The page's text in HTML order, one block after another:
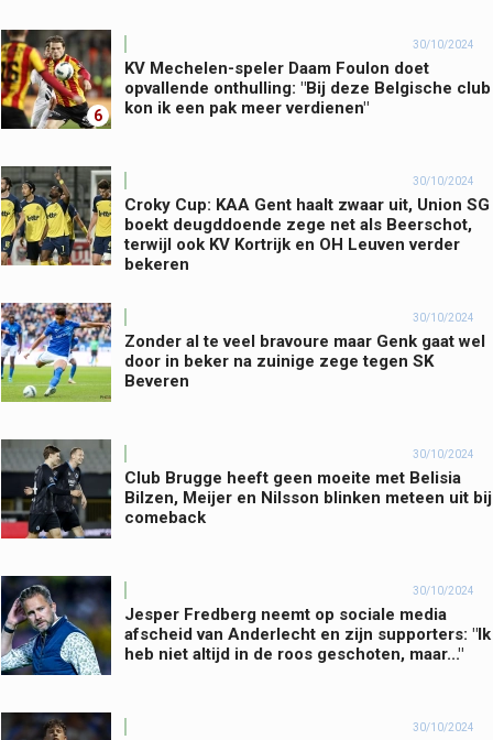
6
30/10/2024
KV Mechelen-speler Daam Foulon doet
opvallende onthulling: "Bij deze Belgische club
kon ik een pak meer verdienen"
30/10/2024
Croky Cup: KAA Gent haalt zwaar uit, Union SG
boekt deugddoende zege net als Beerschot,
terwijl ook KV Kortrijk en OH Leuven verder
bekeren
30/10/2024
Zonder al te veel bravoure maar Genk gaat wel
door in beker na zuinige zege tegen SK
Beveren
30/10/2024
Club Brugge heeft geen moeite met Belisia
Bilzen, Meijer en Nilsson blinken meteen uit bij
comeback
30/10/2024
Jesper Fredberg neemt op sociale media
afscheid van Anderlecht en zijn supporters: "Ik
heb niet altijd in de roos geschoten, maar..."
30/10/2024